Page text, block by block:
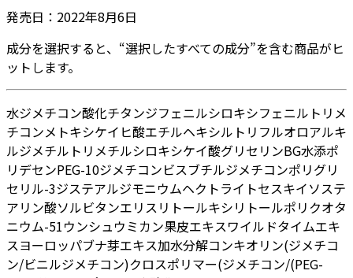
発売日： 2022年8月6日
成分を選択すると、“選択したすべての成分”を含む商品がヒ
ットします。
水ジメチコン酸化チタンジフェニルシロキシフェニルトリメ
チコンメトキシケイヒ酸エチルヘキシル トリフルオロアルキ
ルジメチルトリメチルシロキシケイ酸グリセリンBG水添ポ
リデセンPEG-10ジメチコンビスブチルジメチコンポリグリ
セリル-3ジステアルジモニウムヘクトライトセスキイソステ
アリン酸ソルビタンエリスリトールキシリトールポリクオタ
ニウム-51ウンシュウミカン果皮エキスワイルドタイムエキ
スヨーロッパブナ芽エキス加水分解コンキオリン(ジメチコ
ン/ビニルジメチコン)クロスポリマー(ジメチコン/(PEG-